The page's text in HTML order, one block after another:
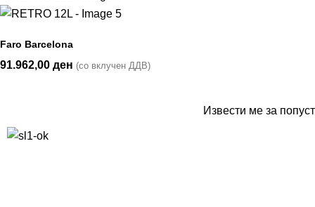
Faro Barcelona
91.962,00 ден (со вклучен ДДВ)
Извести ме за попуст